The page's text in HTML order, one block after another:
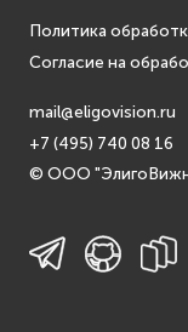
Политика
Согласие на
mail@eligovision.ru
+7 (495) 740 08 16
© ООО